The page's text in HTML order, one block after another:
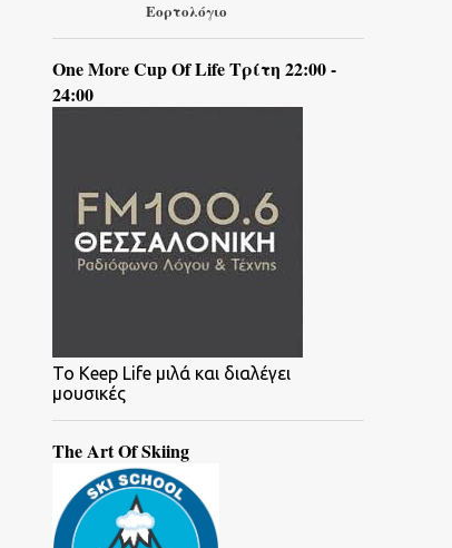
Εορτολόγιο
One More Cup Of Life Τρίτη 22:00 -
24:00
To Keep Life μιλά και διαλέγει
μουσικές
The Art Of Skiing